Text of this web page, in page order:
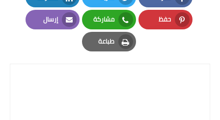
Facebook
Twitter
LinkedIn
حفظ
Pinterest
مشاركة
Whatsapp
إرسال
Email
طباعة
Print